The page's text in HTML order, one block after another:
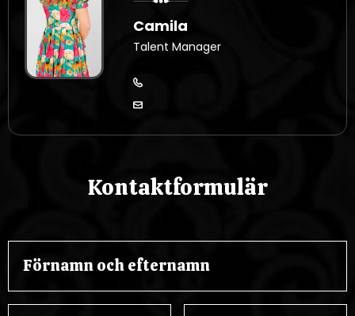
Camila
Talent Manager
Kontaktformulär